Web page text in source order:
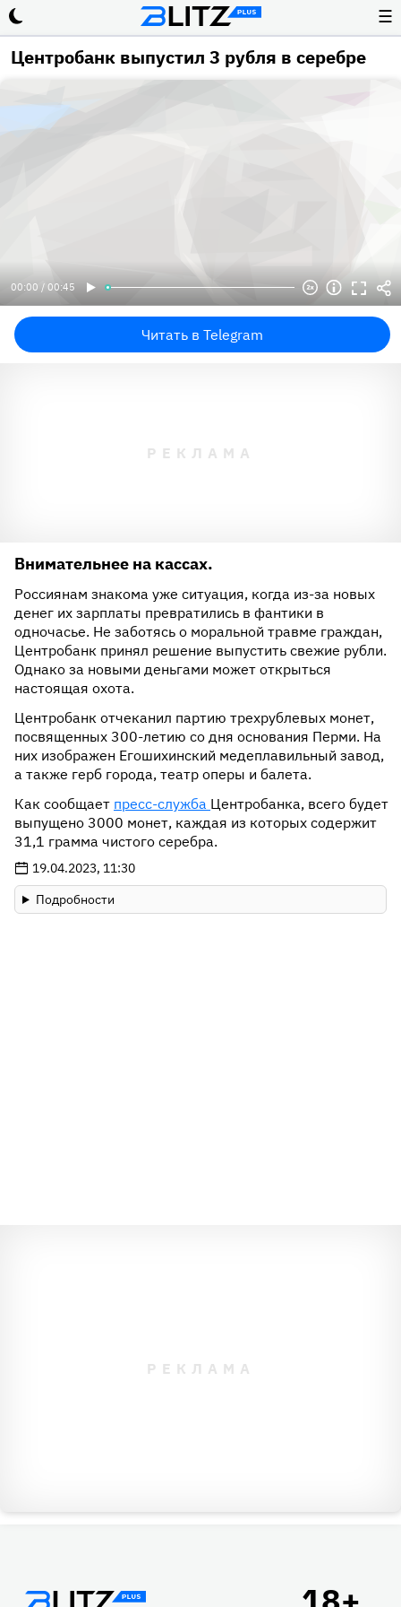
☰
Центробанк выпустил 3 рубля в серебре
00:00 / 00:45
Читать в Telegram
Внимательнее на кассах.
Россиянам знакома уже ситуация, когда из-за новых
денег их зарплаты превратились в фантики в
одночасье. Не заботясь о моральной травме граждан,
Центробанк принял решение выпустить свежие рубли.
Однако за новыми деньгами может открыться
настоящая охота.
Центробанк отчеканил партию трехрублевых монет,
посвященных 300-летию со дня основания Перми. На
них изображен Егошихинский медеплавильный завод,
а также герб города, театр оперы и балета.
Как сообщает пресс-служба Центробанка, всего будет
выпущено 3000 монет, каждая из которых содержит
31,1 грамма чистого серебра.
19.04.2023, 11:30
Подробности